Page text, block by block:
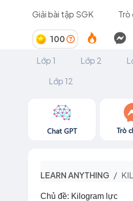
Giải bài tập SGK Trò
100
Lớp 1
Lớp 2
Lớp 12
Chat GPT Trò
LEARN ANYTHING
Chủ đề: Kilogram lực